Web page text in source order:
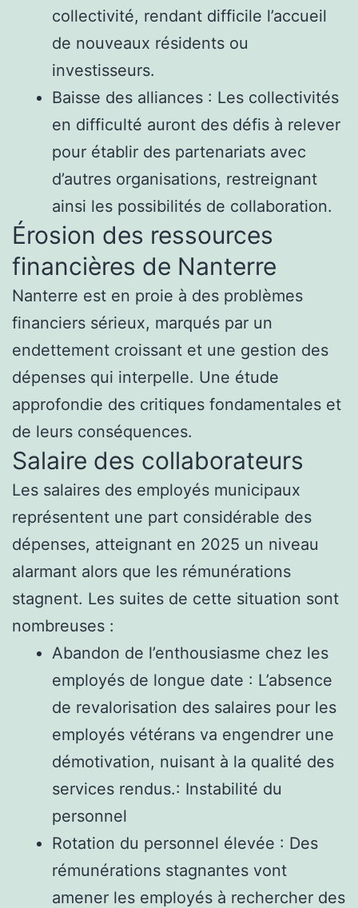
collectivité, rendant difficile l’accueil
de nouveaux résidents ou
investisseurs.
Baisse des alliances : Les collectivités
en difficulté auront des défis à relever
pour établir des partenariats avec
d’autres organisations, restreignant
ainsi les possibilités de collaboration.
Érosion des ressources
financières de Nanterre
Nanterre est en proie à des problèmes
financiers sérieux, marqués par un
endettement croissant et une gestion des
dépenses qui interpelle. Une étude
approfondie des critiques fondamentales et
de leurs conséquences.
Salaire des collaborateurs
Les salaires des employés municipaux
représentent une part considérable des
dépenses, atteignant en 2025 un niveau
alarmant alors que les rémunérations
stagnent. Les suites de cette situation sont
nombreuses :
Abandon de l’enthousiasme chez les
employés de longue date : L’absence
de revalorisation des salaires pour les
employés vétérans va engendrer une
démotivation, nuisant à la qualité des
services rendus.: Instabilité du
personnel
Rotation du personnel élevée : Des
rémunérations stagnantes vont
amener les employés à rechercher des